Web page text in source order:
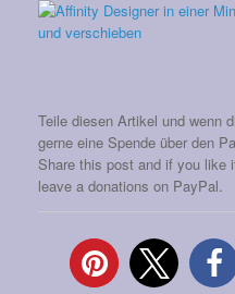
Teile diesen Artikel und wenn
gerne eine Spende über den
Share this post and if you like
leave a donations on PayPal.